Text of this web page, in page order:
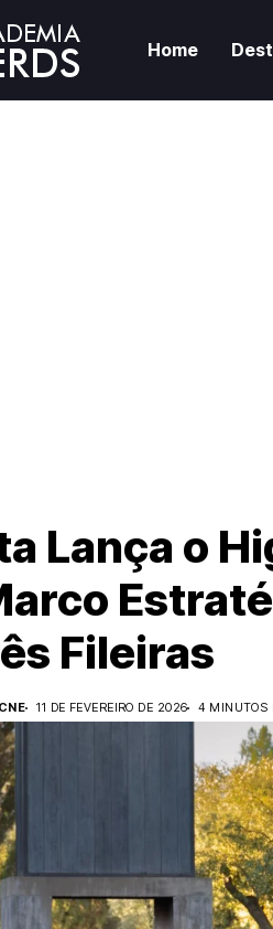
Home
Lança o
Fileiras
11 DE FEVEREIRO DE 2026 4 MINUTOS